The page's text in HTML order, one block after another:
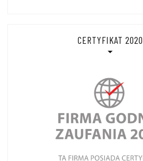
CERTYFIKAT 2020